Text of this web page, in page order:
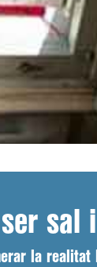
sal
la realitat